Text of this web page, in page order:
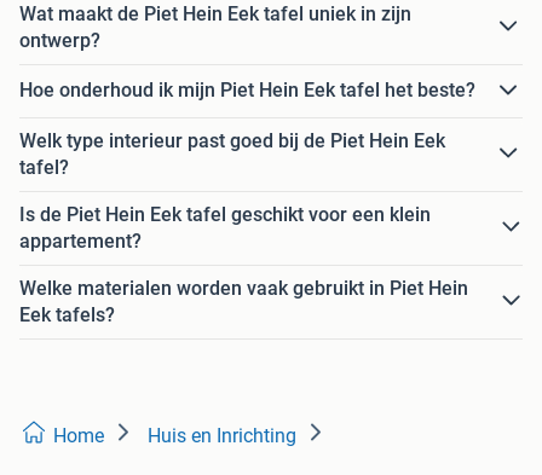
Wat maakt de Piet Hein Eek tafel uniek in zijn
ontwerp?
Hoe onderhoud ik mijn Piet Hein Eek tafel het beste?
Welk type interieur past goed bij de Piet Hein Eek
tafel?
Is de Piet Hein Eek tafel geschikt voor een klein
appartement?
Welke materialen worden vaak gebruikt in Piet Hein
Eek tafels?
Home Huis en Inrichting